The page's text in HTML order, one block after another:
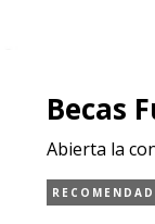
Becas
Abierta la